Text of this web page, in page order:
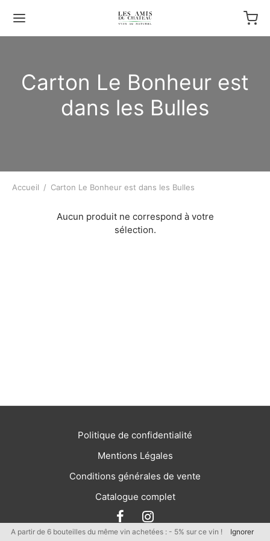
A partir de 6 bouteilles du même vin achetées : - 5% sur ce vin ! Ignorer
Carton Le Bonheur est
dans les Bulles
Accueil / Carton Le Bonheur est dans les Bulles
Aucun produit ne correspond à votre
sélection.
Politique de confidentialité
Mentions Légales
Conditions générales de vente
Catalogue complet